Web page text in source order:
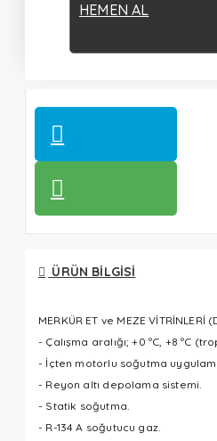
HEMEN AL
ÜRÜN BILGISI
MERKÜR ET ve MEZE VİTRİNLERİ
- Çalışma aralığı; +0 ºC, +8 ºC
- İçten motorlu soğutma
- Reyon altı depolama sistemi.
- Statik soğutma.
- R-134 A soğutucu gaz.